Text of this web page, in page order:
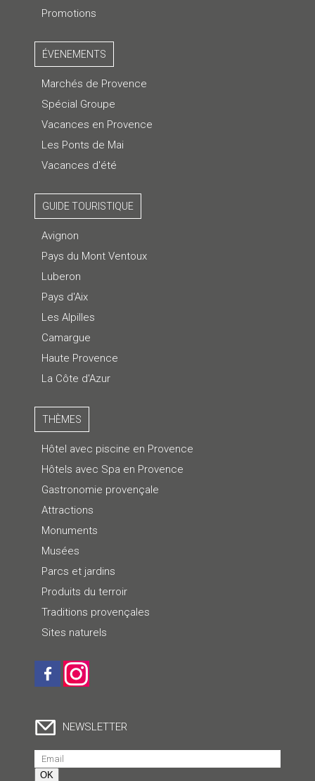
Promotions
ÉVENEMENTS
Marchés de Provence
Spécial Groupe
Vacances en Provence
Les Ponts de Mai
Vacances d'été
GUIDE TOURISTIQUE
Avignon
Pays du Mont Ventoux
Luberon
Pays d'Aix
Les Alpilles
Camargue
Haute Provence
La Côte d'Azur
THÈMES
Hôtel avec piscine en Provence
Hôtels avec Spa en Provence
Gastronomie provençale
Attractions
Monuments
Musées
Parcs et jardins
Produits du terroir
Traditions provençales
Sites naturels
NEWSLETTER